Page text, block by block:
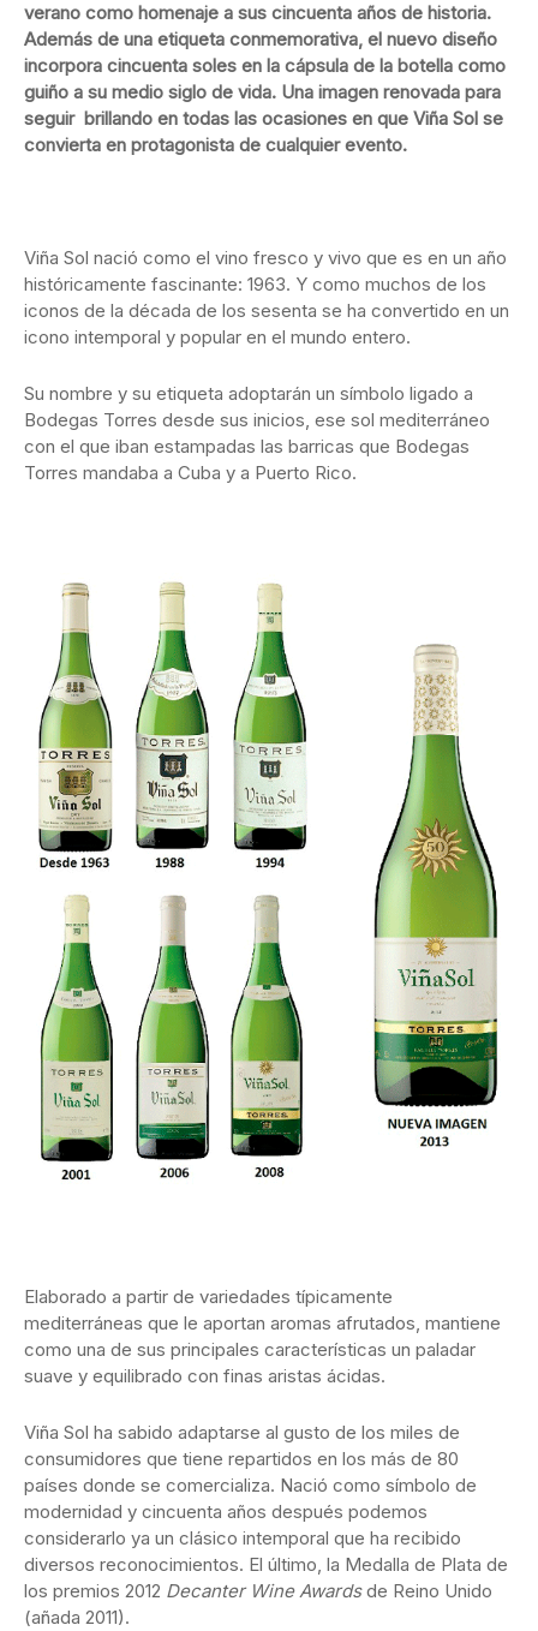
verano como homenaje a sus cincuenta años de historia.
Además de una etiqueta conmemorativa, el nuevo diseño
incorpora cincuenta soles en la cápsula de la botella como
guiño a su medio siglo de vida. Una imagen renovada para
seguir brillando en todas las ocasiones en que Viña Sol se
convierta en protagonista de cualquier evento.
Viña Sol nació como el vino fresco y vivo que es en un año
históricamente fascinante: 1963. Y como muchos de los
iconos de la década de los sesenta se ha convertido en un
icono intemporal y popular en el mundo entero.
Su nombre y su etiqueta adoptarán un símbolo ligado a
Bodegas Torres desde sus inicios, ese sol mediterráneo
con el que iban estampadas las barricas que Bodegas
Torres mandaba a Cuba y a Puerto Rico.
Elaborado a partir de variedades típicamente
mediterráneas que le aportan aromas afrutados, mantiene
como una de sus principales características un paladar
suave y equilibrado con finas aristas ácidas.
Viña Sol ha sabido adaptarse al gusto de los miles de
consumidores que tiene repartidos en los más de 80
países donde se comercializa. Nació como símbolo de
modernidad y cincuenta años después podemos
considerarlo ya un clásico intemporal que ha recibido
diversos reconocimientos. El último, la Medalla de Plata de
los premios 2012 Decanter Wine Awardsde Reino Unido
(añada 2011).